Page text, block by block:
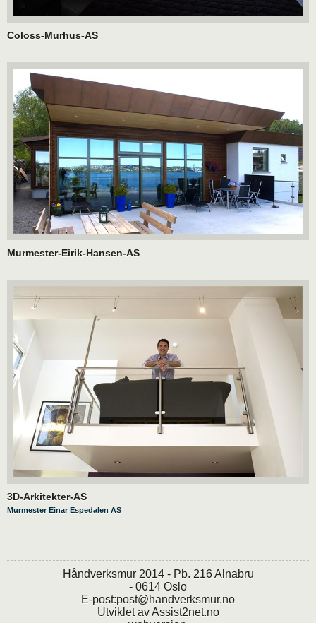
Coloss-Murhus-AS
Murmester-Eirik-Hansen-AS
3D-Arkitekter-AS
Murmester Einar Espedalen AS
Håndverksmur 2014 - Pb. 216 Alnabru
- 0614 Oslo
E-post:post@handverksmur.no
Utviklet avAssist2net.no